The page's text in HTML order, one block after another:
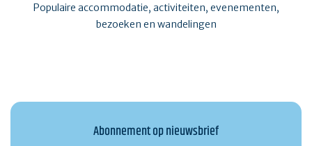
Populaire accommodatie, activiteiten, evenementen,
bezoeken en wandelingen
Abonnement op nieuwsbrief